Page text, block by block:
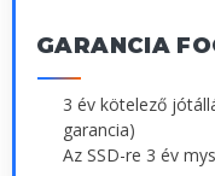
GARANCIA
3 év kötelező
garancia)
Az SSD-re 3 év